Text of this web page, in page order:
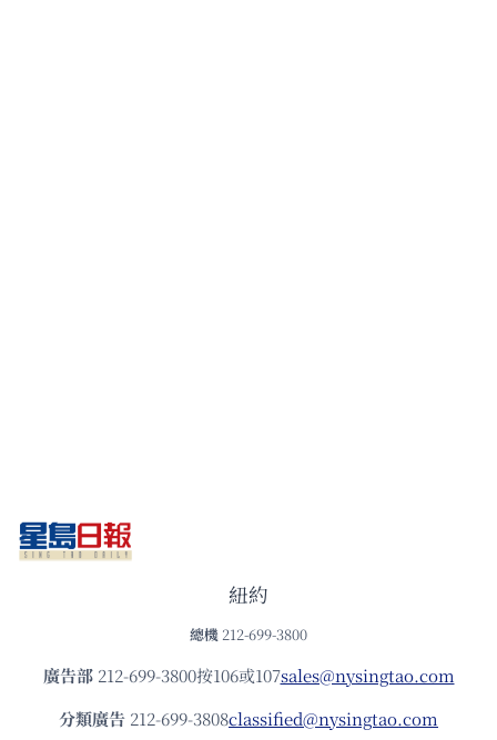
紐約
總機 212-699-3800
廣告部212-699-3800按106或107sales@nysingtao.com
分類廣告 212-699-3808classified@nysingtao.com